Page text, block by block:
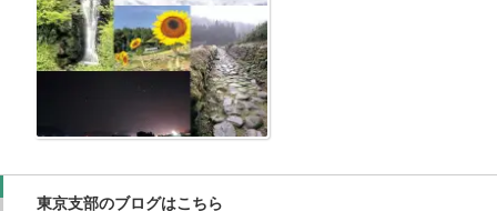
東京支部のブログはこちら